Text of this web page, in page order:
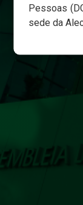
Pessoas
sede da